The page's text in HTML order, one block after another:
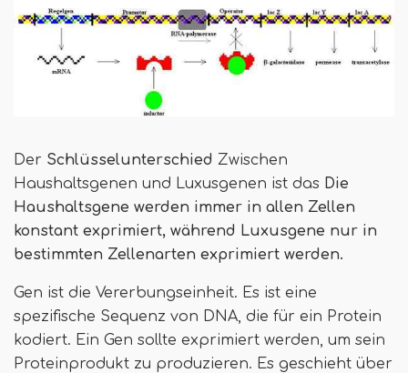
Der Schlüsselunterschied Zwischen
Haushaltsgenen und Luxusgenen ist das Die
Haushaltsgene werden immer in allen Zellen
konstant exprimiert, während Luxusgene nur in
bestimmten Zellenarten exprimiert werden.
Gen ist die Vererbungseinheit. Es ist eine
spezifische Sequenz von DNA, die für ein Protein
kodiert. Ein Gen sollte exprimiert werden, um sein
Proteinprodukt zu produzieren. Es geschieht über